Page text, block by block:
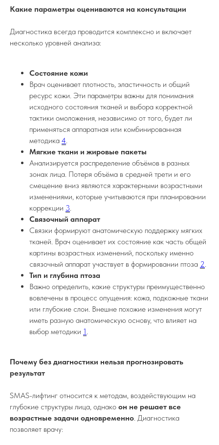
Какие параметры оцениваются на консультации
Диагностика всегда проводится комплексно и включает
несколько уровней анализа:
Состояние кожи
Врач оценивает плотность, эластичность и общий
ресурс кожи. Эти параметры важны для понимания
исходного состояния тканей и выбора корректной
тактики омоложения, независимо от того, будет ли
применяться аппаратная или комбинированная
методика 4.
Мягкие ткани и жировые пакеты
Анализируется распределение объёмов в разных
зонах лица. Потеря объёма в средней трети и его
смещение вниз являются характерными возрастными
изменениями, которые учитываются при планировании
коррекции 3.
Связочный аппарат
Связки формируют анатомическую поддержку мягких
тканей. Врач оценивает их состояние как часть общей
картины возрастных изменений, поскольку именно
связочный аппарат участвует в формировании птоза 2.
Тип и глубина птоза
Важно определить, какие структуры преимущественно
вовлечены в процесс опущения: кожа, подкожные ткани
или глубокие слои. Внешне похожие изменения могут
иметь разную анатомическую основу, что влияет на
выбор методики 1.
Почему без диагностики нельзя прогнозировать
результат
SMAS-лифтинг относится к методам, воздействующим на
глубокие структуры лица, однако он не решает все
возрастные задачи одновременно. Диагностика
позволяет врачу: